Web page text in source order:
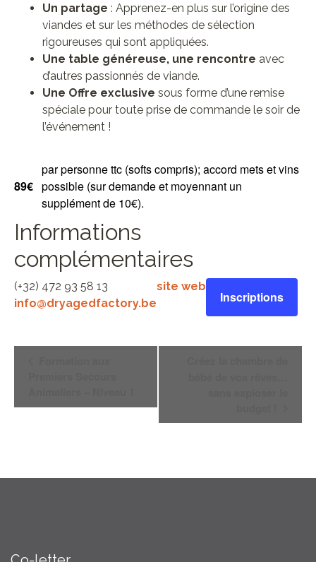
Un partage : Apprenez-en plus sur l’origine des
viandes et sur les méthodes de sélection
rigoureuses qui sont appliquées.
Une table généreuse, une rencontre avec
d’autres passionnés de viande.
Une Offre exclusive sous forme d’une remise
spéciale pour toute prise de commande le soir de
l’événement !
89€
par personne ttc (softs compris); accord mets et vins
possible (sur demande et moyennant un
supplément de 10€).
Informations
complémentaires
(+32) 472 93 58 13
info@dryagedfactory.be
site web
Inscriptions